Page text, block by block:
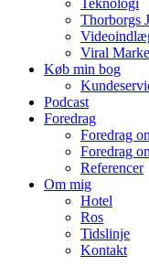
Teknologi
Thorborgs
Viral
Køb min bog
Podcast
Foredrag
Foredrag
Foredrag
Referencer
Om mig
Hotel
Ros
Tidslinje
Kontakt